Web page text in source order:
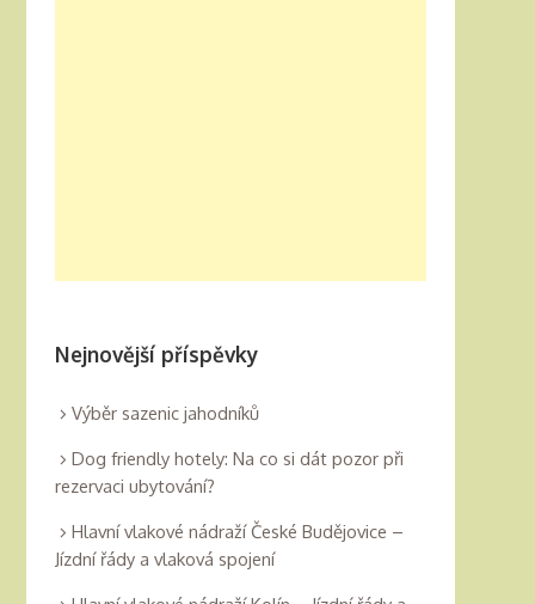
Nejnovější příspěvky
Výběr sazenic jahodníků
Dog friendly hotely: Na co si dát pozor při
rezervaci ubytování?
Hlavní vlakové nádraží České Budějovice –
Jízdní řády a vlaková spojení